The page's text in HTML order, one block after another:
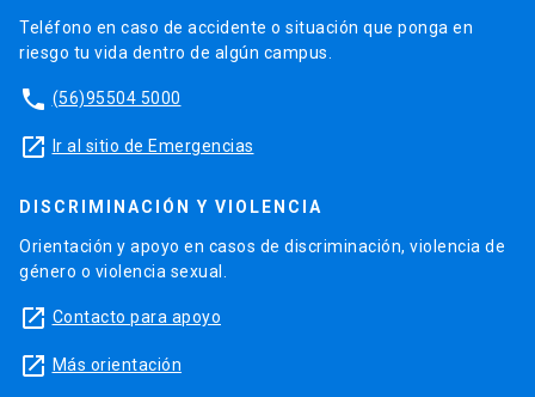
Teléfono en caso de accidente o situación que ponga en
riesgo tu vida dentro de algún campus.
phone (56)95504 5000
launch Ir al sitio de Emergencias
DISCRIMINACIÓN Y VIOLENCIA
Orientación y apoyo en casos de discriminación, violencia de
género o violencia sexual.
launch Contacto para apoyo
launch Más orientación